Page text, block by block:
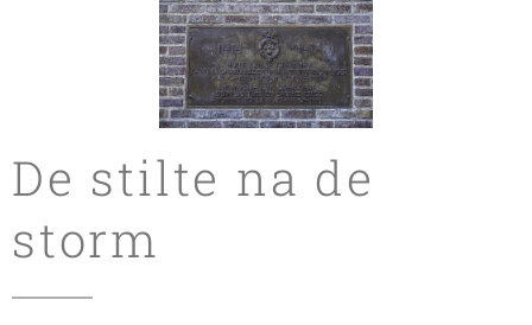
De stilte na de
storm